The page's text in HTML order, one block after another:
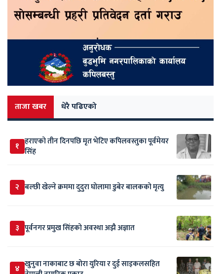
ताजा खबर धेरै पढिएको
१ हराएको तीन दिनपछि मृत भेटिए कपिलवस्तुका पूर्वमेयर
सिंह
२ बल्छी खेल्ने क्रममा दुदुरा घोलामा डुबेर बालकको मृत्यु
३ पूर्वनगर प्रमुख सिंहको अवस्था अझै अज्ञात
४ खुनुवा नाकाबाट छ बोरा युरिया र दुई साइकलसहित